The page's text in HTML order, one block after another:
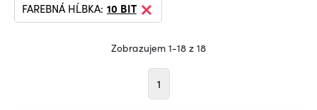
FAREBNÁ HĹBKA: 10 BIT
Zobrazujem 1-18 z 18
1